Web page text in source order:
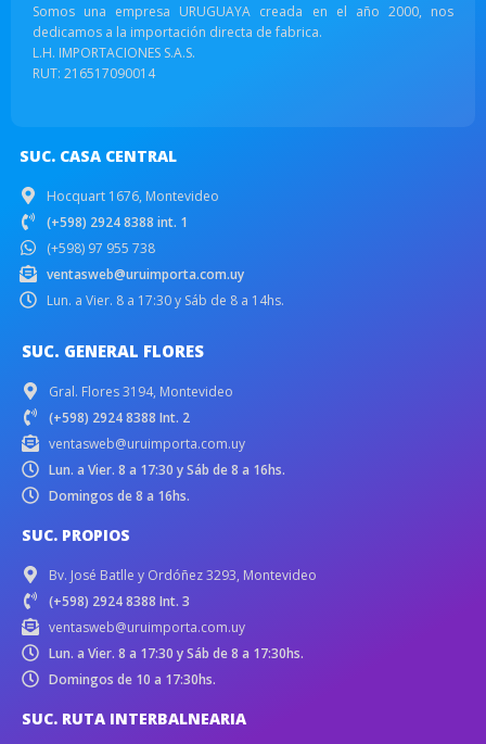
Somos una empresa URUGUAYA creada en el año 2000, nos
dedicamos a la importación directa de fabrica.
L.H. IMPORTACIONES S.A.S.
RUT: 216517090014
SUC. CASA CENTRAL
Hocquart 1676, Montevideo
(+598) 2924 8388 int. 1
(+598) 97 955 738
ventasweb@uruimporta.com.uy
Lun. a Vier. 8 a 17:30 y Sáb de 8 a 14hs.
SUC. GENERAL FLORES
Gral. Flores 3194, Montevideo
(+598) 2924 8388 Int. 2
ventasweb@uruimporta.com.uy
Lun. a Vier. 8 a 17:30 y Sáb de 8 a 16hs.
Domingos de 8 a 16hs.
SUC. PROPIOS
Bv. José Batlle y Ordóñez 3293, Montevideo
(+598) 2924 8388 Int. 3
ventasweb@uruimporta.com.uy
Lun. a Vier. 8 a 17:30 y Sáb de 8 a 17:30hs.
Domingos de 10 a 17:30hs.
SUC. RUTA INTERBALNEARIA